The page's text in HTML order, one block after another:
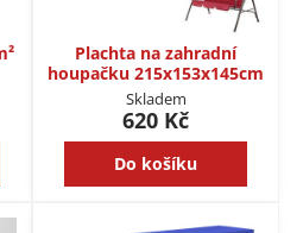
Plachta na zahradní
houpačku 215x153x145cm
Skladem
620 Kč
Do košíku